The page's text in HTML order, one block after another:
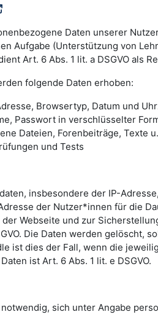
Daten unserer
Aufgabe (Unterstützung von
Art. 6 Abs. 1 lit. a DSGVO als
folgende Daten erhoben:
Browsertyp, Datum und
Passwort in verschlüsselter
Dateien, Forenbeiträge, Texte
und Tests
insbesondere der IP-
der Nutzer*innen für die
Webseite und zur
Die Daten werden
ist dies der Fall, wenn die
ist Art. 6 Abs. 1 lit. e DSGVO.
sich unter Angabe